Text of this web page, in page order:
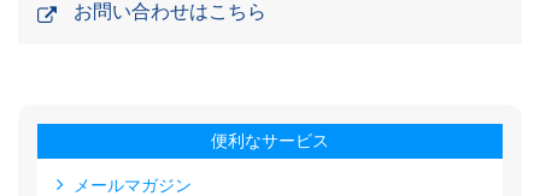
お問い合わせはこちら
便利なサービス
メールマガジン